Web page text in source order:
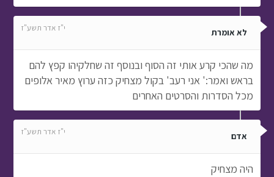
לא אומרת י"ז אדר תשע"ז
מה שהכי קרע אותי זה הסוף ובנוסף זה שחלקיהו קפץ להם
בראש ואמר:' אני רעב' בקול מצחיק כזה ערוץ מאיר אלופים
מכל הסדרות והסרטים האחרים
אדם י"ז אדר תשע"ז
היה מצחיק